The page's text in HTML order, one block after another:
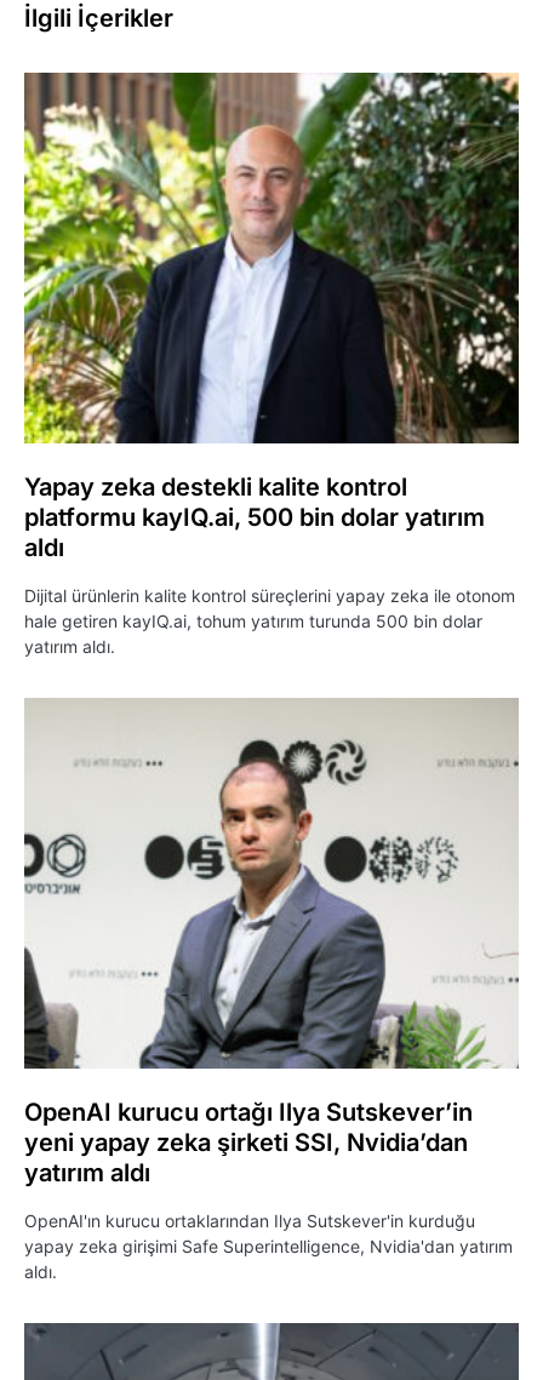
İlgili İçerikler
Yapay zeka destekli kalite kontrol
platformu kayIQ.ai, 500 bin dolar yatırım
aldı
Dijital ürünlerin kalite kontrol süreçlerini yapay zeka ile otonom
hale getiren kayIQ.ai, tohum yatırım turunda 500 bin dolar
yatırım aldı.
OpenAI kurucu ortağı Ilya Sutskever’in
yeni yapay zeka şirketi SSI, Nvidia’dan
yatırım aldı
OpenAI'ın kurucu ortaklarından Ilya Sutskever'in kurduğu
yapay zeka girişimi Safe Superintelligence, Nvidia'dan yatırım
aldı.